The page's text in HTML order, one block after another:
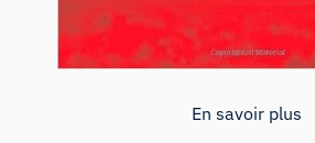
En savoir plus